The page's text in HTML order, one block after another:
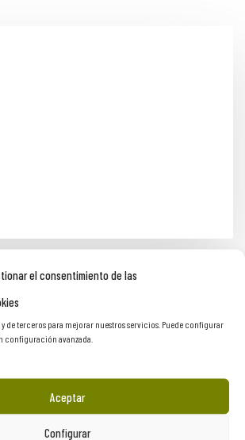
el consentimiento de las
de terceros para mejorar nuestros servicios. Puede configurar
configuración avanzada.
Aceptar
Configurar
Proasur es